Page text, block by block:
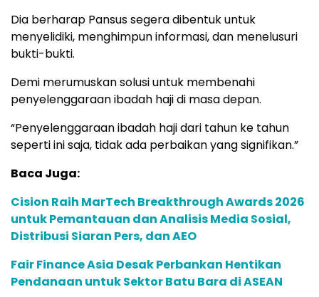
Dia berharap Pansus segera dibentuk untuk
menyelidiki, menghimpun informasi, dan menelusuri
bukti-bukti.
Demi merumuskan solusi untuk membenahi
penyelenggaraan ibadah haji di masa depan.
“Penyelenggaraan ibadah haji dari tahun ke tahun
seperti ini saja, tidak ada perbaikan yang signifikan.”
Baca Juga:
Cision Raih MarTech Breakthrough Awards 2026
untuk Pemantauan dan Analisis Media Sosial,
Distribusi Siaran Pers, dan AEO
Fair Finance Asia Desak Perbankan Hentikan
Pendanaan untuk Sektor Batu Bara di ASEAN